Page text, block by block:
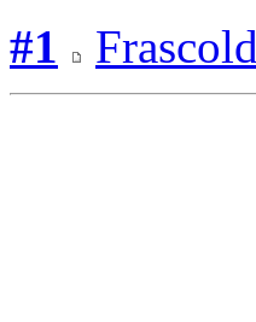
#1
Frascold